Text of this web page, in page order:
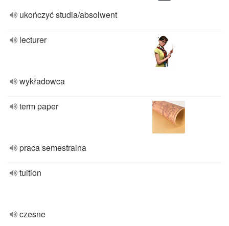
ukończyć studia/absolwent
lecturer
wykładowca
term paper
praca semestralna
tuition
czesne